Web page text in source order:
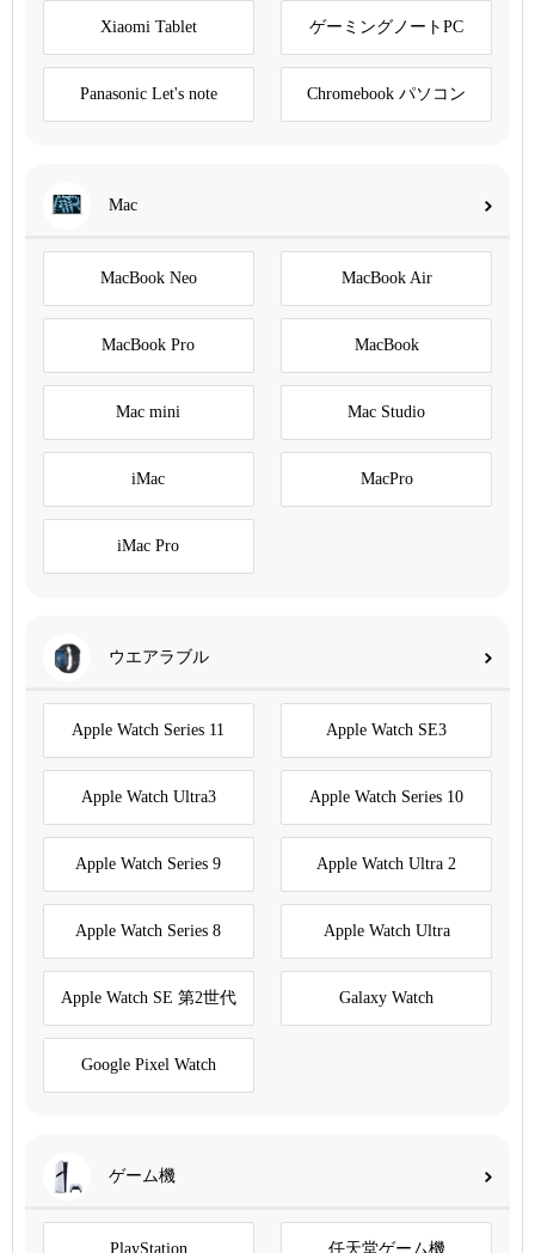
Xiaomi Tablet ゲーミングノートPC
Panasonic Let's note Chromebook パソコン
Mac
MacBook Neo MacBook Air
MacBook Pro MacBook
Mac mini Mac Studio
iMac MacPro
iMac Pro
ウエアラブル
Apple Watch Series 11 Apple Watch SE3
Apple Watch Ultra3 Apple Watch Series 10
Apple Watch Series 9 Apple Watch Ultra 2
Apple Watch Series 8 Apple Watch Ultra
Apple Watch SE 第2世代 Galaxy Watch
Google Pixel Watch
ゲーム機
PlayStation 任天堂ゲーム機